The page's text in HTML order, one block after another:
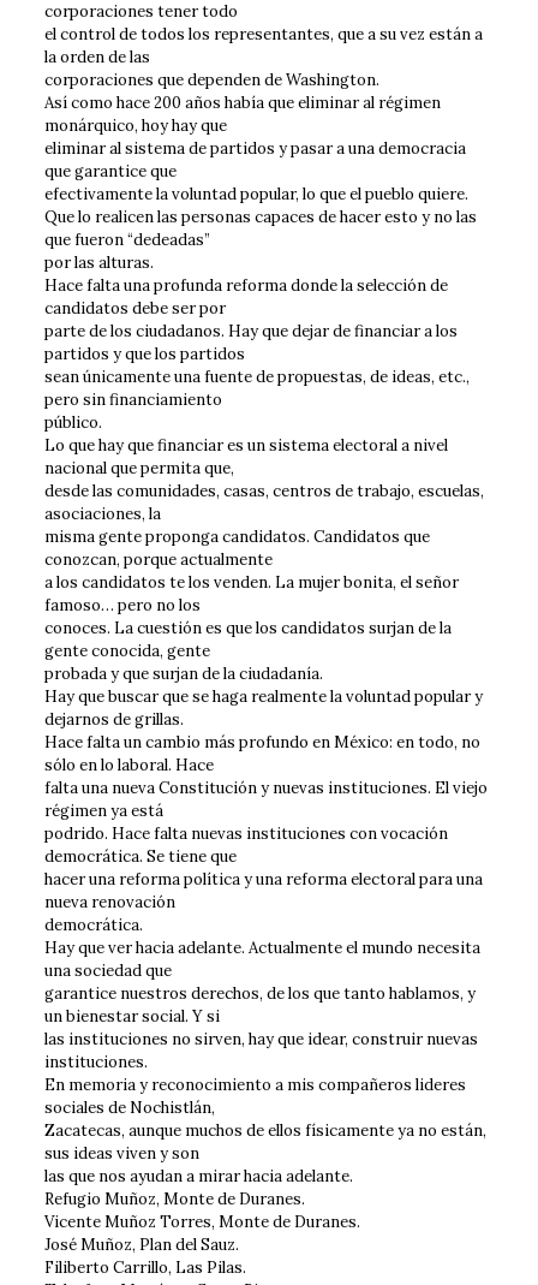
corporaciones tener todo
el control de todos los representantes, que a su vez están a
la orden de las
corporaciones que dependen de Washington.
Así como hace 200 años había que eliminar al régimen
monárquico, hoy hay que
eliminar al sistema de partidos y pasar a una democracia
que garantice que
efectivamente la voluntad popular, lo que el pueblo quiere.
Que lo realicen las personas capaces de hacer esto y no las
que fueron “dedeadas”
por las alturas.
Hace falta una profunda reforma donde la selección de
candidatos debe ser por
parte de los ciudadanos. Hay que dejar de financiar a los
partidos y que los partidos
sean únicamente una fuente de propuestas, de ideas, etc.,
pero sin financiamiento
público.
Lo que hay que financiar es un sistema electoral a nivel
nacional que permita que,
desde las comunidades, casas, centros de trabajo, escuelas,
asociaciones, la
misma gente proponga candidatos. Candidatos que
conozcan, porque actualmente
a los candidatos te los venden. La mujer bonita, el señor
famoso… pero no los
conoces. La cuestión es que los candidatos surjan de la
gente conocida, gente
probada y que surjan de la ciudadanía.
Hay que buscar que se haga realmente la voluntad popular y
dejarnos de grillas.
Hace falta un cambio más profundo en México: en todo, no
sólo en lo laboral. Hace
falta una nueva Constitución y nuevas instituciones. El viejo
régimen ya está
podrido. Hace falta nuevas instituciones con vocación
democrática. Se tiene que
hacer una reforma política y una reforma electoral para una
nueva renovación
democrática.
Hay que ver hacia adelante. Actualmente el mundo necesita
una sociedad que
garantice nuestros derechos, de los que tanto hablamos, y
un bienestar social. Y si
las instituciones no sirven, hay que idear, construir nuevas
instituciones.
En memoria y reconocimiento a mis compañeros lideres
sociales de Nochistlán,
Zacatecas, aunque muchos de ellos físicamente ya no están,
sus ideas viven y son
las que nos ayudan a mirar hacia adelante.
Refugio Muñoz, Monte de Duranes.
Vicente Muñoz Torres, Monte de Duranes.
José Muñoz, Plan del Sauz.
Filiberto Carrillo, Las Pilas.